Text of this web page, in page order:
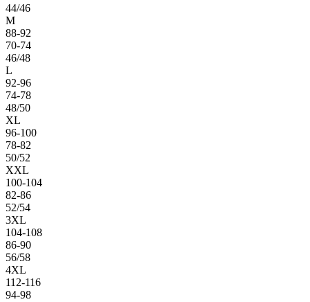
44/46
M
88-92
70-74
46/48
L
92-96
74-78
48/50
XL
96-100
78-82
50/52
XXL
100-104
82-86
52/54
3XL
104-108
86-90
56/58
4XL
112-116
94-98